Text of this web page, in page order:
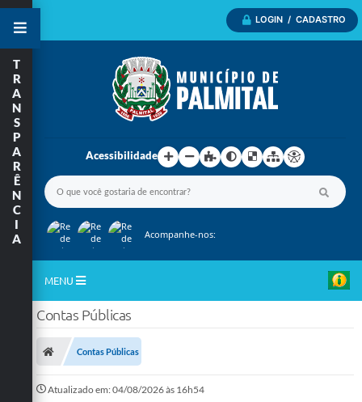
LOGIN / CADASTRO
Acessibilidade
Acompanhe-nos:
MENU
Inicio
A Nossa Cidade
T
R
A
N
S
P
A
R
Ê
N
C
I
A
Contas Públicas
Contas Públicas
Atualizado em: 04/08/2026 às 16h54